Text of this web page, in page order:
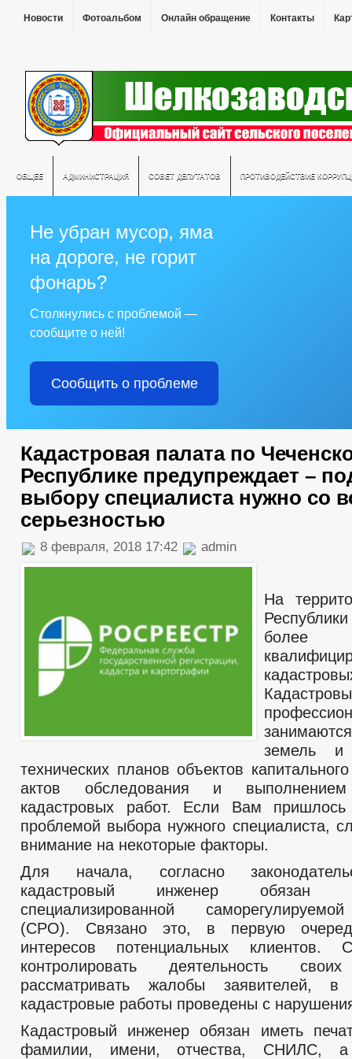
Новости Фотоальбом Онлайн обращение Контакты
ОБЩЕЕ АДМИНИСТРАЦИЯ СОВЕТ ДЕПУТАТОВ ПРОТИВОДЕЙСТВИЕ
Не убран мусор, яма
на дороге, не горит
фонарь?
Столкнулись с проблемой —
сообщите о ней!
Сообщить о проблеме
Кадастровая палата по
Республике предупреждает –
выбору специалиста нужно со
серьезностью
8 февраля, 2018 17:42 admin
На
более
земель и
технических планов объектов
актов обследования и выполнением
кадастровых работ. Если Вам пришлось
проблемой выбора нужного специалиста,
внимание на некоторые факторы.
Для начала, согласно
кадастровый инженер обязан
специализированной
(СРО). Связано это, в первую
интересов потенциальных клиентов.
контролировать деятельность
рассматривать жалобы заявителей,
кадастровые работы проведены с
Кадастровый инженер обязан иметь
фамилии, имени, отчества, СНИЛС,